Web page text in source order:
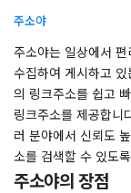
주소야
주소야는 일상에서
수집하여 게시하고
의 링크주소를 쉽고
링크주소를 제공합니
러 분야에서 신뢰도
소를 검색할 수 있도
주소야의 장점